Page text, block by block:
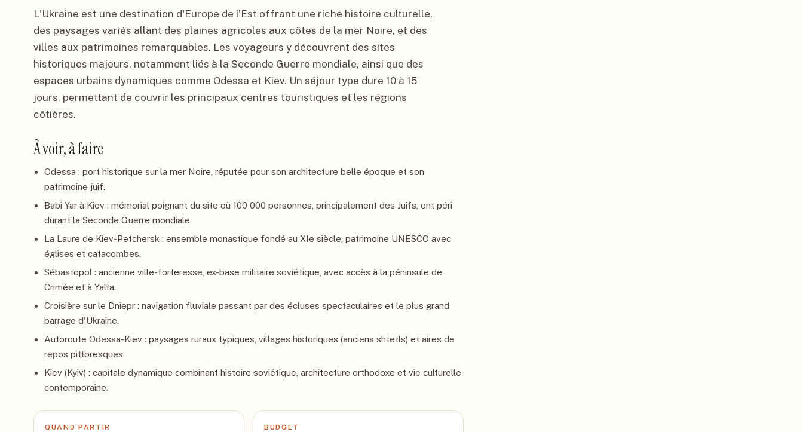
L'Ukraine est une destination d'Europe de l'Est offrant une riche histoire culturelle,
des paysages variés allant des plaines agricoles aux côtes de la mer Noire, et des
villes aux patrimoines remarquables. Les voyageurs y découvrent des sites
historiques majeurs, notamment liés à la Seconde Guerre mondiale, ainsi que des
espaces urbains dynamiques comme Odessa et Kiev. Un séjour type dure 10 à 15
jours, permettant de couvrir les principaux centres touristiques et les régions
côtières.
À voir, à faire
Odessa : port historique sur la mer Noire, réputée pour son architecture belle époque et son
patrimoine juif.
Babi Yar à Kiev : mémorial poignant du site où 100 000 personnes, principalement des Juifs, ont péri
durant la Seconde Guerre mondiale.
La Laure de Kiev-Petchersk : ensemble monastique fondé au XIe siècle, patrimoine UNESCO avec
églises et catacombes.
Sébastopol : ancienne ville-forteresse, ex-base militaire soviétique, avec accès à la péninsule de
Crimée et à Yalta.
Croisière sur le Dniepr : navigation fluviale passant par des écluses spectaculaires et le plus grand
barrage d'Ukraine.
Autoroute Odessa-Kiev : paysages ruraux typiques, villages historiques (anciens shtetls) et aires de
repos pittoresques.
Kiev (Kyiv) : capitale dynamique combinant histoire soviétique, architecture orthodoxe et vie culturelle
contemporaine.
QUAND PARTIR BUDGET